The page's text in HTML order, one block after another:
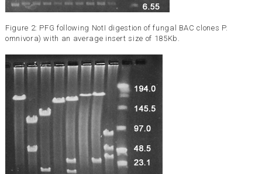
Figure 2: PFG following NotI digestion of fungal BAC clones P.
omnivora) with an average insert size of 185Kb.